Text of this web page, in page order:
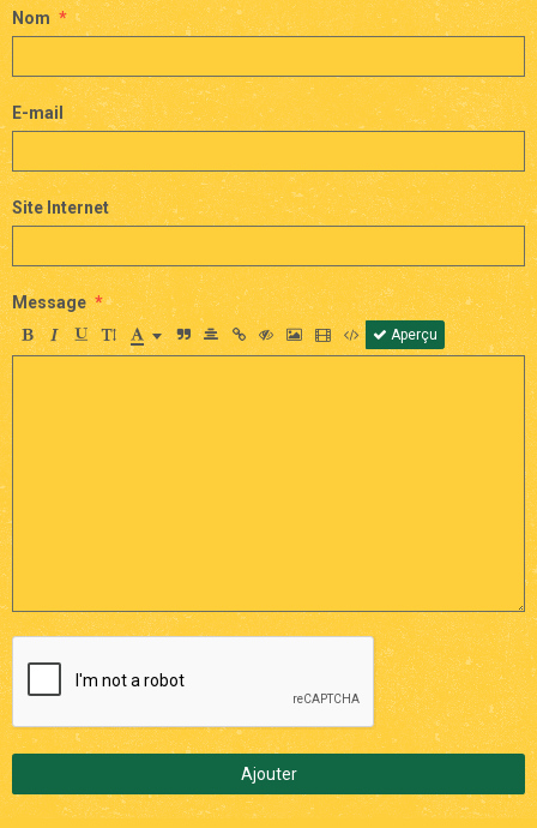
Nom
E-mail
Site Internet
Message
Aperçu
Ajouter